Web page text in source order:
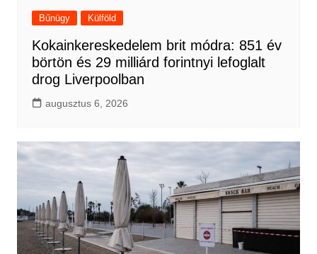
Bűnügy Külföld
Kokainkereskedelem brit módra: 851 év
börtön és 29 milliárd forintnyi lefoglalt
drog Liverpoolban
augusztus 6, 2026